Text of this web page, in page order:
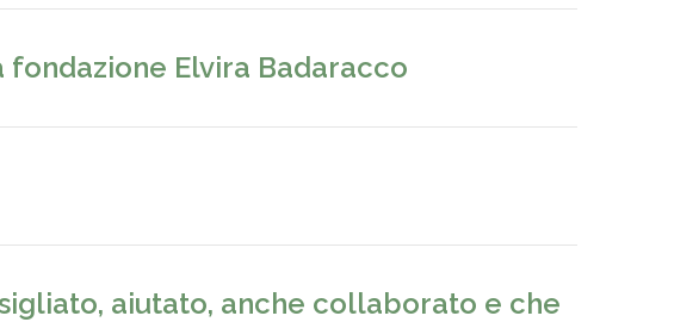
Elvira Badaracco
aiutato, anche collaborato e che